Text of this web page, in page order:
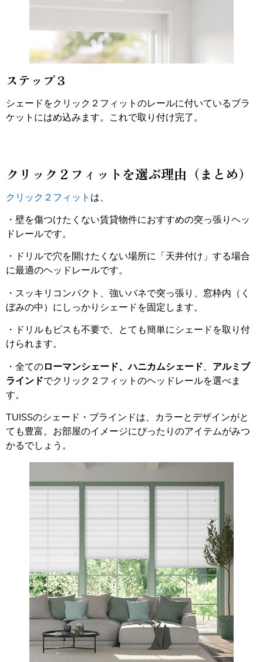
ステップ３
シェードをクリック２フィットのレールに付いているブラ
ケットにはめ込みます。これで取り付け完了。
クリック２フィットを選ぶ理由（まとめ）
クリック２フィット は、
・壁を傷つけたくない賃貸物件におすすめの突っ張りヘッ
ドレールです。
・ドリルで穴を開けたくない場所に「天井付け」する場合
に最適のヘッドレールです。
・スッキリコンパクト、強いバネで突っ張り、窓枠内（く
ぼみの中）にしっかりシェードを固定します。
・ドリルもビスも不要で、 とても簡単にシェードを取り付
けられます。
・全てのローマンシェード、ハニカムシェード、 アルミブ
ラインドでクリック２フィットのヘッドレールを選べま
す。
TUISSのシェード・ブラインドは、カラーとデザインがと
ても豊富。お部屋のイメージにぴったりのアイテムがみつ
かるでしょう。